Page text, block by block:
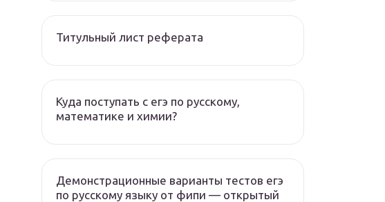
Титульный лист реферата
Куда поступать с егэ по русскому,
математике и химии?
Демонстрационные варианты тестов егэ
по русскому языку от фипи — открытый